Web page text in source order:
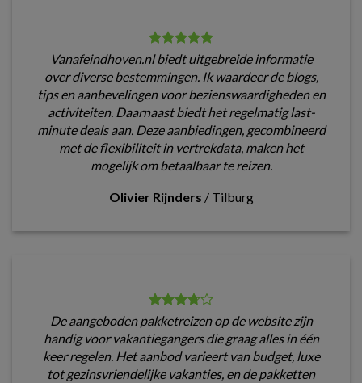
Vanafeindhoven.nl biedt uitgebreide informatie
over diverse bestemmingen. Ik waardeer de blogs,
tips en aanbevelingen voor bezienswaardigheden en
activiteiten. Daarnaast biedt het regelmatig last-
minute deals aan. Deze aanbiedingen, gecombineerd
met de flexibiliteit in vertrekdata, maken het
mogelijk om betaalbaar te reizen.
Olivier Rijnders / Tilburg
De aangeboden pakketreizen op de website zijn
handig voor vakantiegangers die graag alles in één
keer regelen. Het aanbod varieert van budget, luxe
tot gezinsvriendelijke vakanties, en de pakketten